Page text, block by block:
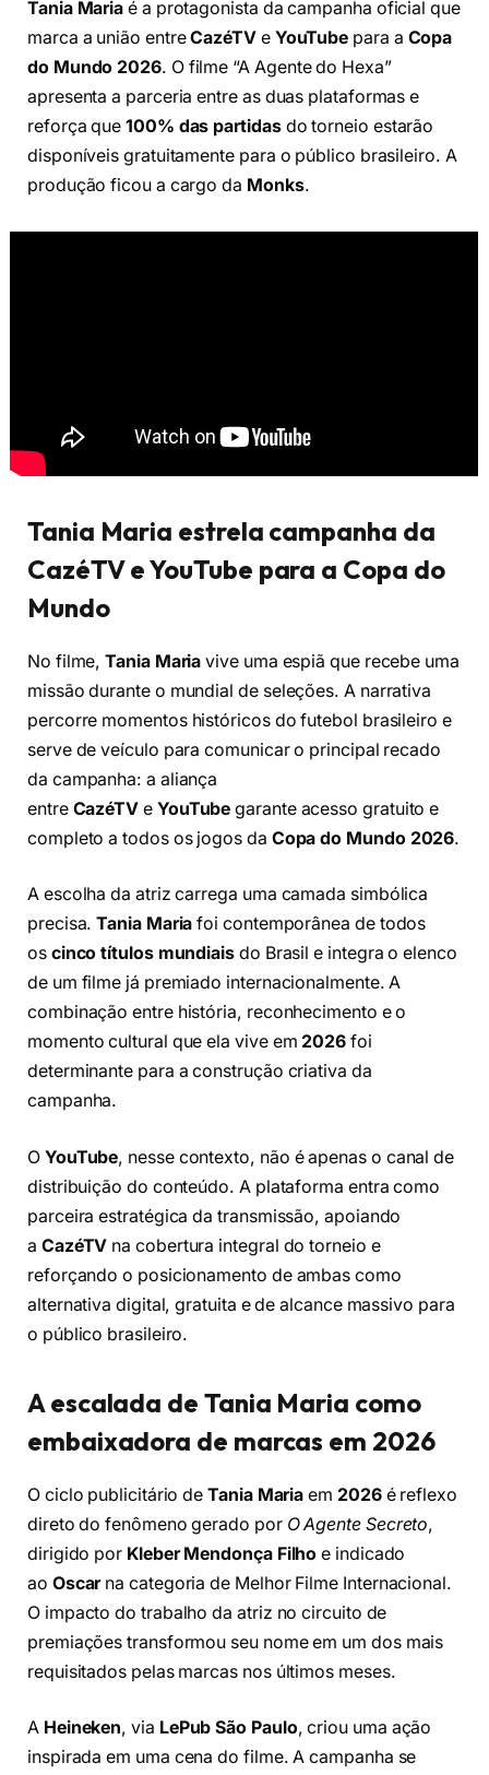
Tania Maria é a protagonista da campanha oficial que
marca a união entreCazéTVe YouTube para a Copa
do Mundo 2026. O filme “A Agente do Hexa”
apresenta a parceria entre as duas plataformas e
reforça que100% das partidasdo torneio estarão
disponíveis gratuitamente para o público brasileiro. A
produção ficou a cargo da Monks.
Tania Maria estrela campanha da
CazéTV e YouTube para a Copa do
Mundo
No filme,Tania Maria vive uma espiã que recebe uma
missão durante o mundial de seleções. A narrativa
percorre momentos históricos do futebol brasileiro e
serve de veículo para comunicar o principal recado
da campanha: a aliança
entre CazéTV e YouTube garante acesso gratuito e
completo a todos os jogos da Copa do Mundo 2026.
A escolha da atriz carrega uma camada simbólica
precisa.Tania Maria foi contemporânea de todos
os cinco títulos mundiais do Brasil e integra o elenco
de um filme já premiado internacionalmente. A
combinação entre história, reconhecimento e o
momento cultural que ela vive em 2026 foi
determinante para a construção criativa da
campanha.
O YouTube, nesse contexto, não é apenas o canal de
distribuição do conteúdo. A plataforma entra como
parceira estratégica da transmissão, apoiando
a CazéTV na cobertura integral do torneio e
reforçando o posicionamento de ambas como
alternativa digital, gratuita e de alcance massivo para
o público brasileiro.
A escalada de Tania Maria como
embaixadora de marcas em 2026
O ciclo publicitário deTania Maria em 2026é reflexo
direto do fenômeno gerado por O Agente Secreto,
dirigido por Kleber Mendonça Filho e indicado
ao Oscarna categoria de Melhor Filme Internacional.
O impacto do trabalho da atriz no circuito de
premiações transformou seu nome em um dos mais
requisitados pelas marcas nos últimos meses.
A Heineken, via LePub São Paulo, criou uma ação
inspirada em uma cena do filme. A campanha se